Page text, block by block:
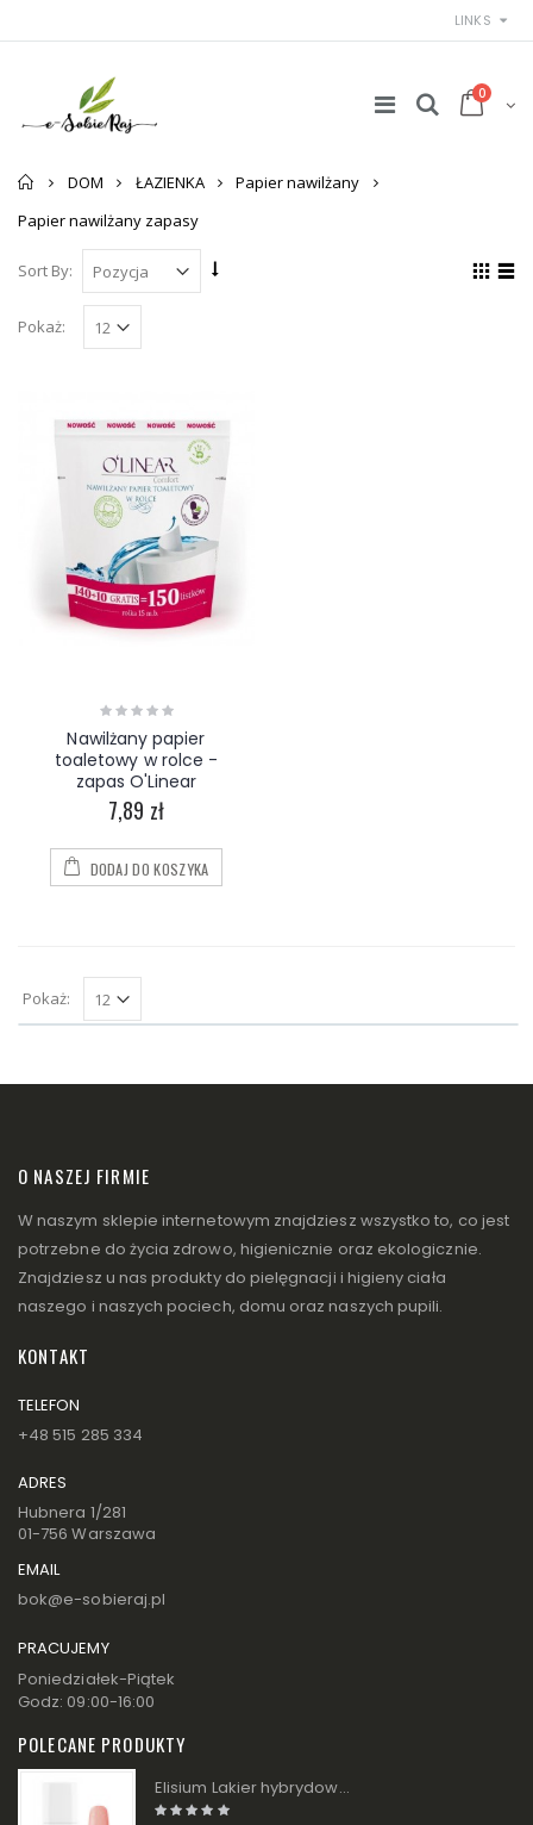
LINKS
0
Strona
główna
DOM ŁAZIENKA
Papier nawilżany
Papier nawilżany zapasy
Sort By:
Pokaż:
Nawilżany papier
toaletowy w rolce -
zapas O'Linear
7,89 zł
DODAJ DO KOSZYKA
Pokaż:
O NASZEJ FIRMIE
W naszym sklepie internetowym znajdziesz wszystko to, co jest
potrzebne do życia zdrowo, higienicznie oraz ekologicznie.
Znajdziesz u nas produkty do pielęgnacji i higieny ciała
naszego i naszych pociech, domu oraz naszych pupili.
KONTAKT
TELEFON
+48 515 285 334
ADRES
Hubnera 1/281
01-756 Warszawa
EMAIL
bok@e-sobieraj.pl
PRACUJEMY
Poniedziałek-Piątek
Godz: 09:00-16:00
POLECANE PRODUKTY
Elisium Lakier hybrydowy - 203 We`re on a break! 9g